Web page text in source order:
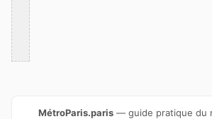
MétroParis.paris — guide pratique du